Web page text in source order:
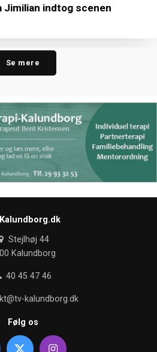
Jimilian indtog scenen
Se mere
Stejlhøj 44
Kalundborg
40 45 47 46
kalundborg.dk
Følg os